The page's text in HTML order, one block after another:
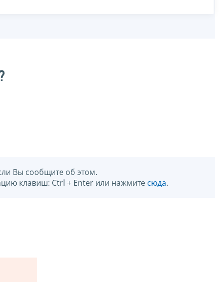
Вы сообщите об этом.
клавиш: Ctrl + Enter или нажмите сюда.